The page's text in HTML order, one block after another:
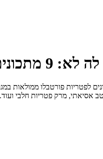
פטריות פורטבלו
כאן מתכונים לפטריות פורטבלו